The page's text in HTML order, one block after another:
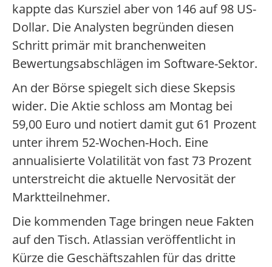
kappte das Kursziel aber von 146 auf 98 US-
Dollar. Die Analysten begründen diesen
Schritt primär mit branchenweiten
Bewertungsabschlägen im Software-Sektor.
An der Börse spiegelt sich diese Skepsis
wider. Die Aktie schloss am Montag bei
59,00 Euro und notiert damit gut 61 Prozent
unter ihrem 52-Wochen-Hoch. Eine
annualisierte Volatilität von fast 73 Prozent
unterstreicht die aktuelle Nervosität der
Marktteilnehmer.
Die kommenden Tage bringen neue Fakten
auf den Tisch. Atlassian veröffentlicht in
Kürze die Geschäftszahlen für das dritte